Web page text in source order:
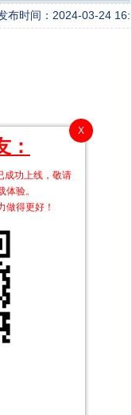
布时间：2024-03-24 16:
X
：
成功上线，敬请
验。
做得更好！